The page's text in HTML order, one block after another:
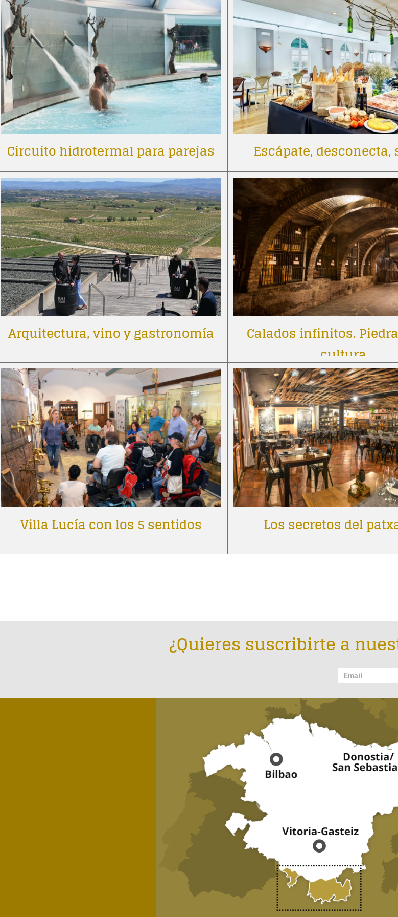
Circuito hidrotermal para parejas Escápate, desconecta,
Arquitectura, vino y gastronomía
Calados infinitos.
cultura
Villa Lucía con los 5 sentidos Los secretos del
¿Quieres suscribirte a